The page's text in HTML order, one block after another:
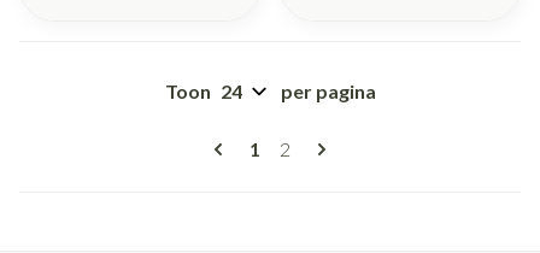
Pagina's
U lees momenteel pagina
1 Pagina
2
Toon per pagina